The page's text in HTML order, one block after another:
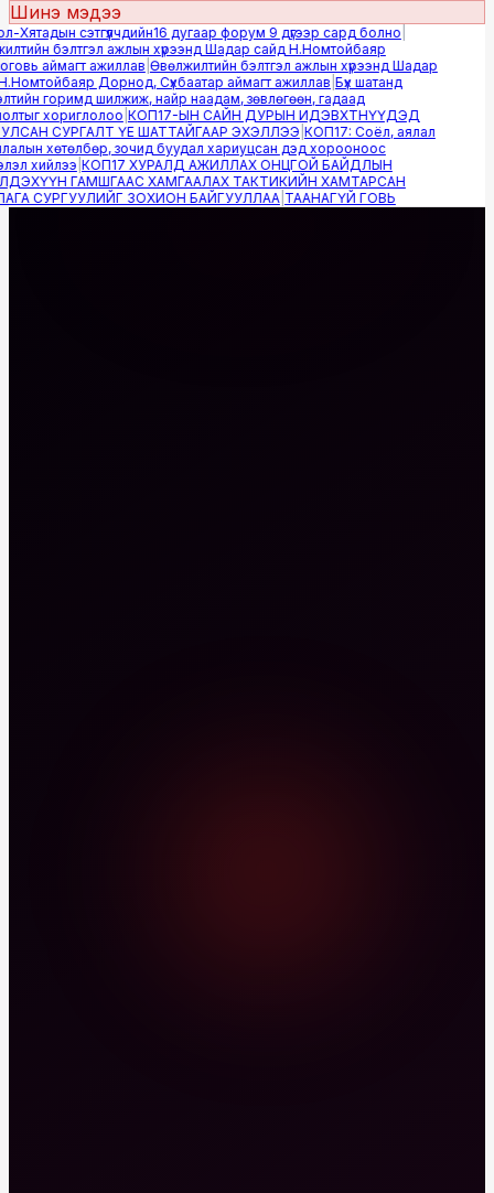
Шинэ мэдээ
сэтгүүлчдийн16 дугаар форум 9 дүгээр сард болно|
бэлтгэл ажлын хүрээнд Шадар сайд Н.Номтойбаяр
аймагт ажиллав|Өвөлжилтийн бэлтгэл ажлын хүрээнд Шадар
Дорнод, Сүхбаатар аймагт ажиллав|Бүх шатанд
горимд шилжиж, найр наадам, зөвлөгөөн, гадаад
хориглолоо|КОП17-ЫН САЙН ДУРЫН ИДЭВХТНҮҮДЭД
СУРГАЛТ ҮЕ ШАТТАЙГААР ЭХЭЛЛЭЭ|КОП17: Соёл, аялал
хөтөлбөр, зочид буудал хариуцсан дэд хорооноос
хийлээ|КОП17 ХУРАЛД АЖИЛЛАХ ОНЦГОЙ БАЙДЛЫН
ГАМШГААС ХАМГААЛАХ ТАКТИКИЙН ХАМТАРСАН
СУРГУУЛИЙГ ЗОХИОН БАЙГУУЛЛАА|ТААНАГҮЙ ГОВЬ